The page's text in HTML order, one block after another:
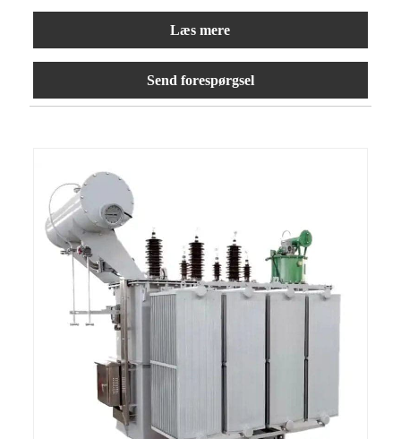
Læs mere
Send forespørgsel